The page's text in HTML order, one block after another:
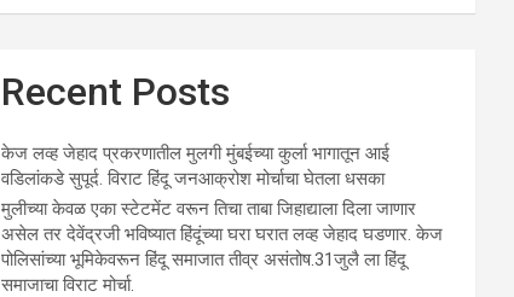
Recent Posts
केज लव्ह जेहाद प्रकरणातील मुलगी मुंबईच्या कुर्ला भागातून आई
वडिलांकडे सुपूर्द. विराट हिंदू जनआक्रोश मोर्चाचा घेतला धसका
मुलीच्या केवळ एका स्टेटमेंट वरून तिचा ताबा जिहाद्याला दिला जाणार
असेल तर देवेंद्रजी भविष्यात हिंदूंच्या घरा घरात लव्ह जेहाद घडणार. केज
पोलिसांच्या भूमिकेवरून हिंदू समाजात तीव्र असंतोष.31जुलै ला हिंदू
समाजाचा विराट मोर्चा.